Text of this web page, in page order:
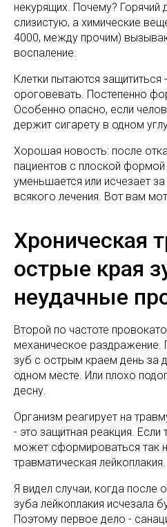
некурящих. Почему?
слизистую, а химические
4000, между прочим)
воспаление.
Клетки пытаются защититься
ороговевать. Постепенно
Особенно опасно, если
держит сигарету в одном
Хорошая новость: после
пациентов с плоской формой
уменьшается или исчезает
всякого лечения. Вот вам
Хроническая
острые края
неудачные
Второй по частоте
механическое раздражение.
зуб с острым краем день за
одном месте. Или плохо
десну.
Организм реагирует на
- это защитная реакция. Если
может сформироваться так
травматическая лейкоплакия.
Я видел случаи, когда после
зуба лейкоплакия исчезала
Поэтому первое дело -